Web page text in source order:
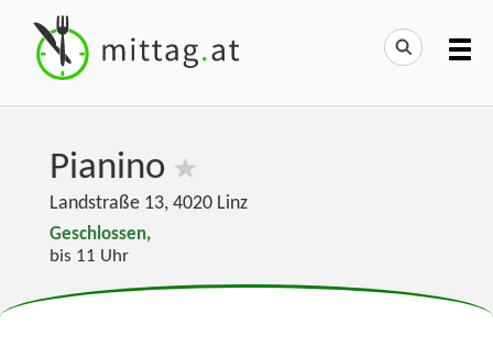
Pianino
Landstraße 13, 4020 Linz
Geschlossen,
bis 11 Uhr